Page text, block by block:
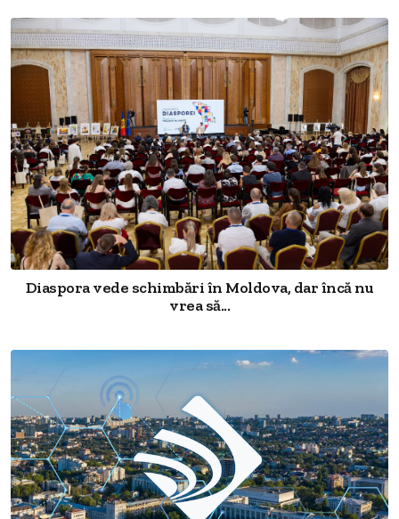
Diaspora vede schimbări în Moldova, dar încă nu
vrea să...